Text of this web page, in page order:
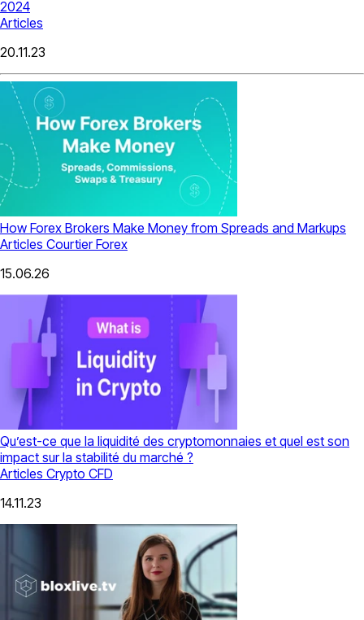
2024
Articles
20.11.23
How Forex Brokers Make Money from Spreads and Markups
Articles Courtier Forex
15.06.26
Qu’est-ce que la liquidité des cryptomonnaies et quel est son
impact sur la stabilité du marché ?
Articles Crypto CFD
14.11.23